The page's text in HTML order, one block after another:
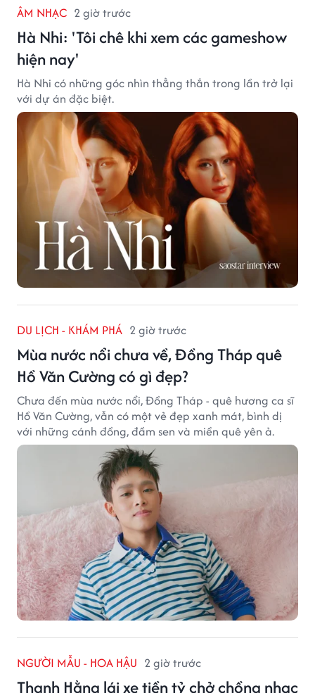
ÂM NHẠC 2 giờ trước
Hà Nhi: 'Tôi chê khi xem các gameshow
hiện nay'
Hà Nhi có những góc nhìn thẳng thắn trong lần trở lại
với dự án đặc biệt.
DU LỊCH - KHÁM PHÁ 2 giờ trước
Mùa nước nổi chưa về, Đồng Tháp quê
Hồ Văn Cường có gì đẹp?
Chưa đến mùa nước nổi, Đồng Tháp - quê hương ca sĩ
Hồ Văn Cường, vẫn có một vẻ đẹp xanh mát, bình dị
với những cánh đồng, đầm sen và miền quê yên ả.
NGƯỜI MẪU - HOA HẬU 2 giờ trước
Thanh Hằng lái xe tiền tỷ chở chồng nhạc